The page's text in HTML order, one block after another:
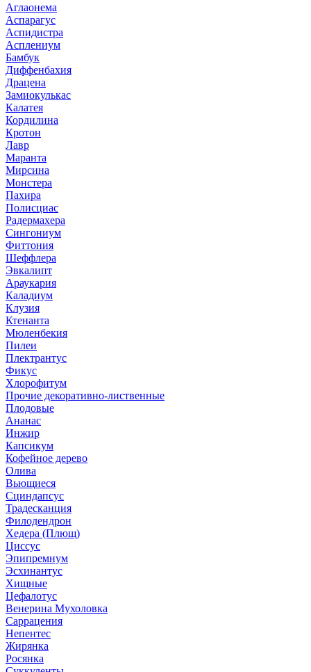
Аглаонема
Аспарагус
Аспидистра
Асплениум
Бамбук
Диффенбахия
Драцена
Замиокулькас
Калатея
Кордилина
Кротон
Лавр
Маранта
Мирсина
Монстера
Пахира
Полисциас
Радермахера
Сингониум
Фиттония
Шеффлера
Эвкалипт
Араукария
Каладиум
Клузия
Ктенанта
Мюленбекия
Пилеи
Плектрантус
Фикус
Хлорофитум
Прочие декоративно-лиственные
Плодовые
Ананас
Инжир
Капсикум
Кофейное дерево
Олива
Вьющиеся
Сциндапсус
Традесканция
Филодендрон
Хедера (Плющ)
Циссус
Эпипремнум
Эсхинантус
Хищные
Цефалотус
Венерина Мухоловка
Саррацения
Непентес
Жирянка
Росянка